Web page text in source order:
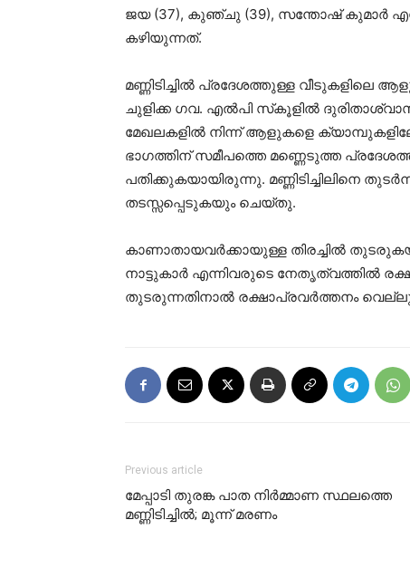
ജയ (37), കുഞ്ചു (39), സന്തോഷ് കുമാര്‍
കഴിയുന്നത്.
മണ്ണിടിച്ചില്‍ പ്രദേശത്തുള്ള വീടുകളിലെ
ചുളിക്ക ഗവ. എല്‍പി സ്‌കൂളില്‍
മേഖലകളില്‍ നിന്ന് ആളുകളെ
ഭാഗത്തിന് സമീപത്തെ മണ്ണെടുത്ത
പതിക്കുകയായിരുന്നു. മണ്ണിടിച്ചിലിനെ
തടസ്സപ്പെടുകയും ചെയ്തു.
കാണാതായവര്‍ക്കായുള്ള തിരച്ചില്‍
നാട്ടുകാര്‍ എന്നിവരുടെ നേതൃത്വത്തില്‍
തുടരുന്നതിനാല്‍ രക്ഷാപ്രവര്‍ത്തനം
Previous article
മേപ്പാടി തുരങ്ക പാത നിര്‍മ്മാണ സ്ഥലത്തെ
മണ്ണിടിച്ചില്‍; മൂന്ന് മരണം